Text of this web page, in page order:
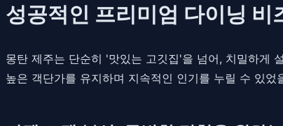
성공적인 프리미엄 다이닝 비
몽탄 제주는 단순히 '맛있는 고깃집'을 넘어, 치밀하게
높은 객단가를 유지하며 지속적인 인기를 누릴 수 있